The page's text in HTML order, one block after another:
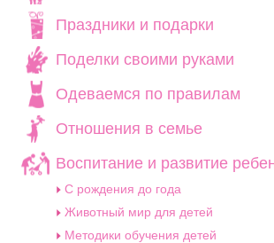
Праздники и подарки
Поделки своими руками
Одеваемся по правилам
Отношения в семье
Воспитание и развитие
C рождения до года
Животный мир для детей
Методики обучения детей